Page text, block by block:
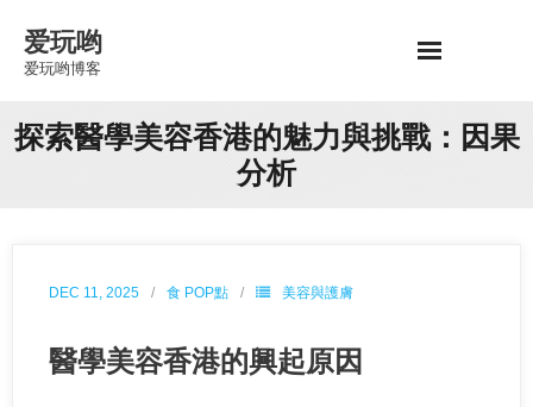
content
爱玩哟
爱玩哟博客
探索醫學美容香港的魅力與挑戰：因果
分析
DEC 11, 2025 食 POP點 美容與護膚
醫學美容香港的興起原因